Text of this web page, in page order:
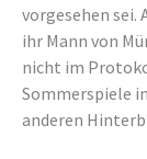
vorgesehen sei.
ihr Mann von
nicht im
Sommerspiele
anderen